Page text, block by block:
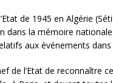
de 1945 en Algérie
dans la mémoire
aux événements
de l’Etat de reconnaître